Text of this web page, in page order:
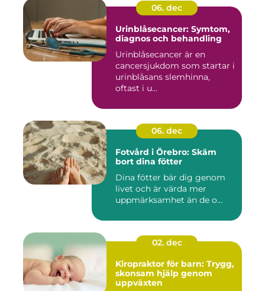
06. dec
Urinblåsecancer: Symtom,
diagnos och behandling
Urinblåsecancer är en
cancersjukdom som startar i
urinblåsans slemhinna,
oftast i u...
06. dec
Fotvård i Örebro: Skäm
bort dina fötter
Dina fötter bär dig genom
livet och är värda mer
uppmärksamhet än de o...
02. dec
Kiropraktor för barn: Trygg,
skonsam hjälp genom
uppväxten